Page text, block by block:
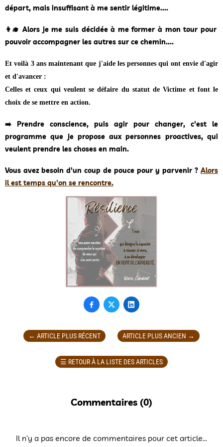
départ, mais insuffisant à me sentir légitime....
👩‍🎓 Alors je me suis décidée à me former à mon tour pour
pouvoir accompagner les autres sur ce chemin....
Et voilà 3 ans maintenant que j'aide les personnes qui ont envie d'agir
et d'avancer :
Celles et ceux qui veulent se défaire du statut de Victime et font le
choix de se mettre en action.
➡️ Prendre conscience, puis agir pour changer, c'est le
programme que je propose aux personnes proactives, qui
veulent prendre les choses en main.
Vous avez besoin d'un coup de pouce pour y parvenir ?Alors
il est temps qu'on se rencontre.
  
← ARTICLE PLUS RÉCENT ARTICLE PLUS ANCIEN →
☰ RETOUR À LA LISTE DES ARTICLES
Commentaires (0)
Il n’y a pas encore de commentaires pour cet article...